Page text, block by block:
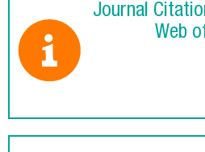
Journal
Web